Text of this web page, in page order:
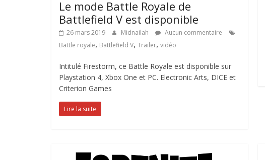
Le mode Battle Royale de
Battlefield V est disponible
26 mars 2019 Midnailah
Aucun commentaire
Battle royale, Battlefield V, Trailer, vidéo
Intitulé Firestorm, ce Battle Royale est disponible sur
Playstation 4, Xbox One et PC. Electronic Arts, DICE et
Criterion Games
Lire la suite